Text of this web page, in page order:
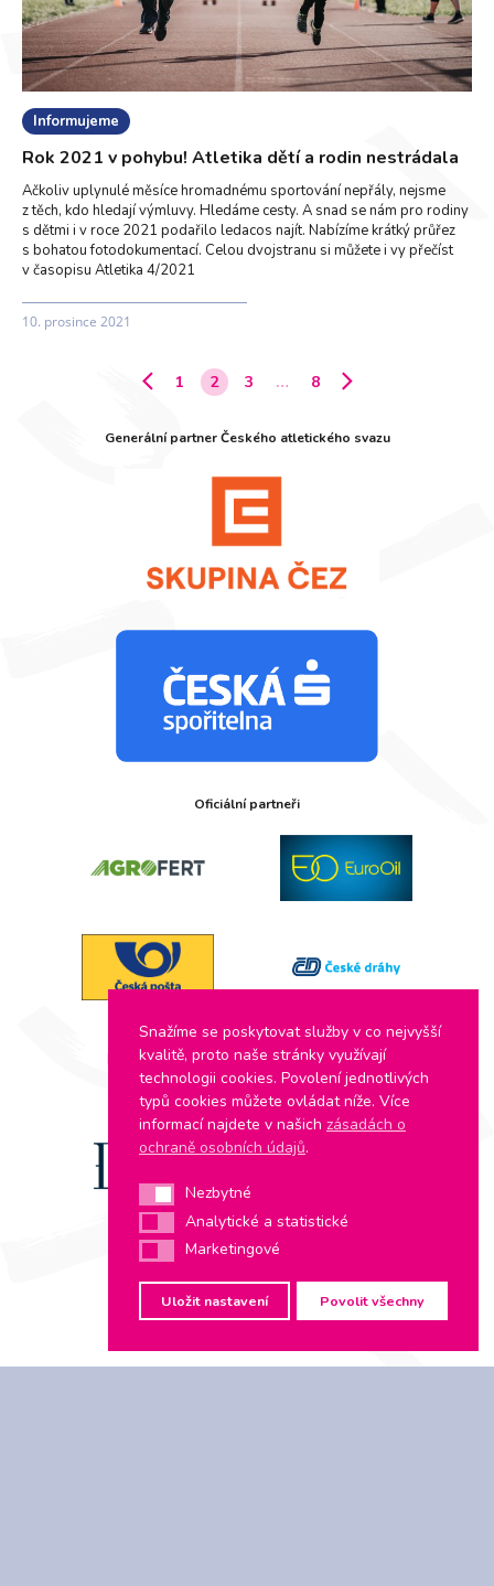
Informujeme
Rok 2021 v pohybu! Atletika dětí a rodin nestrádala
Ačkoliv uplynulé měsíce hromadnému sportování nepřály, nejsme
z těch, kdo hledají výmluvy. Hledáme cesty. A snad se nám pro rodiny
s dětmi i v roce 2021 podařilo ledacos najít. Nabízíme krátký průřez
s bohatou fotodokumentací. Celou dvojstranu si můžete i vy přečíst
v časopisu Atletika 4/2021
10. prosince 2021
1 2 3 … 8
Generální partner Českého atletického svazu
Oficiální partneři
Projekt vznikl za podpory
Snažíme se poskytovat služby v co nejvyšší
kvalitě, proto naše stránky využívají
technologii cookies. Povolení jednotlivých
typů cookies můžete ovládat níže. Více
informací najdete v našich zásadách o
ochraně osobních údajů.
NezbytnéNezbytné
Analytické a statistické
Analytické a statistické
MarketingovéMarketingové
Uložit nastavení Povolit všechny